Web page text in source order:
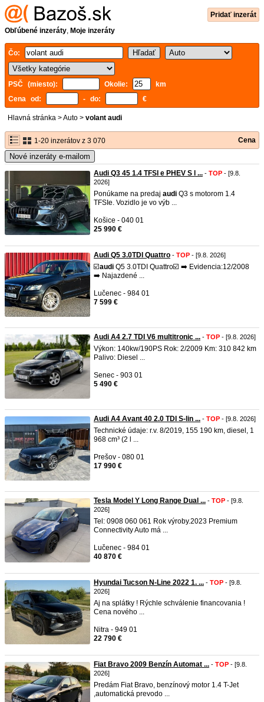
Pridať inzerát
Obľúbené inzeráty, Moje inzeráty
Čo:
PSČ (miesto): Okolie:
km
Cena od:
- do: €
Hlavná stránka >Auto > volant audi
1-20 inzerátov z 3 070 Cena
Nové inzeráty e-mailom
Audi Q3 45 1.4 TFSI e PHEV S l ... - TOP - [9.8.
2026]
Ponúkame na predaj audi Q3 s motorom 1.4
TFSIe. Vozidlo je vo výb ...
Košice - 040 01
25 990 €
Audi Q5 3.0TDI Quattro - TOP - [9.8. 2026]
☑️audi Q5 3.0TDI Quattro☑️ ➡️ Evidencia:12/2008
➡️ Najazdené ...
Lučenec - 984 01
7 599 €
Audi A4 2.7 TDI V6 multitronic ... - TOP - [9.8. 2026]
Výkon: 140kw/190PS Rok: 2/2009 Km: 310 842 km
Palivo: Diesel ...
Senec - 903 01
5 490 €
Audi A4 Avant 40 2.0 TDI S-lin ... - TOP - [9.8. 2026]
Technické údaje: r.v. 8/2019, 155 190 km, diesel, 1
968 cm³ (2 l ...
Prešov - 080 01
17 990 €
Tesla Model Y Long Range Dual ... - TOP - [9.8.
2026]
Tel: 0908 060 061 Rok výroby.2023 Premium
Connectivity Auto má ...
Lučenec - 984 01
40 870 €
Hyundai Tucson N-Line 2022 1. ... - TOP - [9.8.
2026]
Aj na splátky ! Rýchle schválenie financovania !
Cena nového ...
Nitra - 949 01
22 790 €
Fiat Bravo 2009 Benzín Automat ... - TOP - [9.8.
2026]
Predám Fiat Bravo, benzínový motor 1.4 T-Jet
,automatická prevodo ...